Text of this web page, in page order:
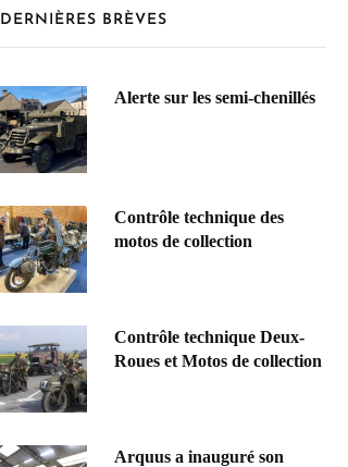
DERNIÈRES BRÈVES
Alerte sur les semi-chenillés
Contrôle technique des
motos de collection
Contrôle technique Deux-
Roues et Motos de collection
Arquus a inauguré son